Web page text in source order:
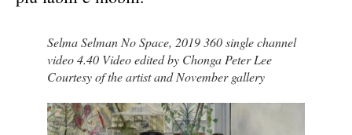
Selma Selman No Space, 2019 360 single channel
video 4.40 Video edited by Chonga Peter Lee
Courtesy of the artist and November gallery